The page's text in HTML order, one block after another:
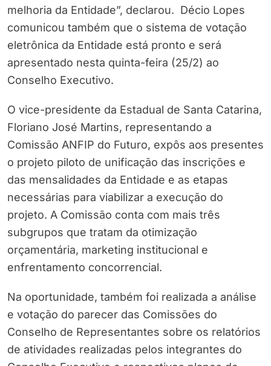
melhoria da Entidade”, declarou. Décio Lopes
comunicou também que o sistema de votação
eletrônica da Entidade está pronto e será
apresentado nesta quinta-feira (25/2) ao
Conselho Executivo.
O vice-presidente da Estadual de Santa Catarina,
Floriano José Martins, representando a
Comissão ANFIP do Futuro, expôs aos presentes
o projeto piloto de unificação das inscrições e
das mensalidades da Entidade e as etapas
necessárias para viabilizar a execução do
projeto. A Comissão conta com mais três
subgrupos que tratam da otimização
orçamentária, marketing institucional e
enfrentamento concorrencial.
Na oportunidade, também foi realizada a análise
e votação do parecer das Comissões do
Conselho de Representantes sobre os relatórios
de atividades realizadas pelos integrantes do